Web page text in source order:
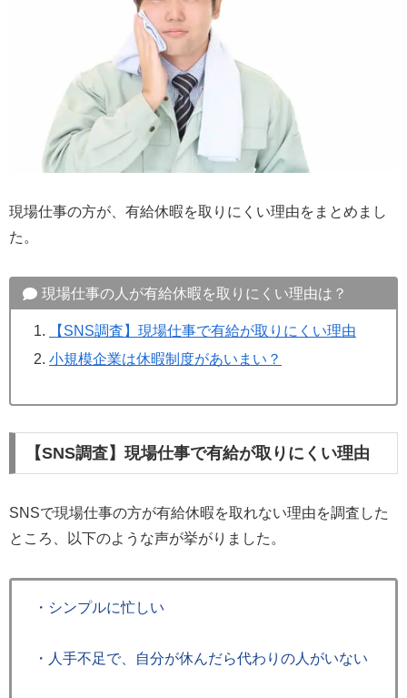
現場仕事の方が、有給休暇を取りにくい理由をまとめまし
た。
現場仕事の人が有給休暇を取りにくい理由は？
【SNS調査】現場仕事で有給が取りにくい理由
小規模企業は休暇制度があいまい？
【SNS調査】現場仕事で有給が取りにくい理由
SNSで現場仕事の方が有給休暇を取れない理由を調査した
ところ、以下のような声が挙がりました。
・シンプルに忙しい
・人手不足で、自分が休んだら代わりの人がいない